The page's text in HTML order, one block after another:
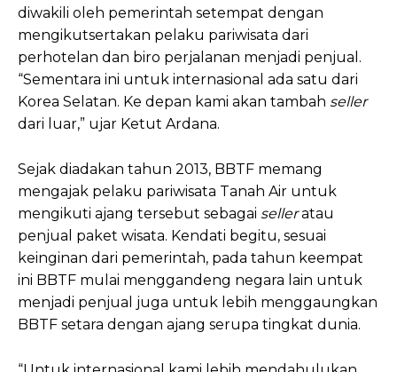
diwakili oleh pemerintah setempat dengan
mengikutsertakan pelaku pariwisata dari
perhotelan dan biro perjalanan menjadi penjual.
“Sementara ini untuk internasional ada satu dari
Korea Selatan. Ke depan kami akan tambah seller
dari luar,” ujar Ketut Ardana.
Sejak diadakan tahun 2013, BBTF memang
mengajak pelaku pariwisata Tanah Air untuk
mengikuti ajang tersebut sebagai selleratau
penjual paket wisata. Kendati begitu, sesuai
keinginan dari pemerintah, pada tahun keempat
ini BBTF mulai menggandeng negara lain untuk
menjadi penjual juga untuk lebih menggaungkan
BBTF setara dengan ajang serupa tingkat dunia.